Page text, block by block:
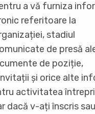
a vă furniza
referitoare la
stadiul
de presă
de poziție,
și orice alte
activitatea
dacă v-ați înscris